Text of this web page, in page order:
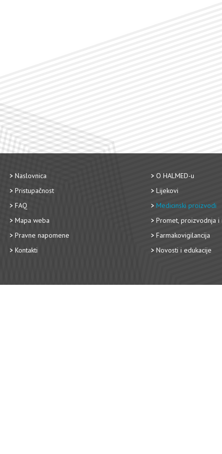
Naslovnica
Pristupačnost
FAQ
Mapa weba
Pravne napomene
Kontakti
O HALMED-u
Lijekovi
Medicinski proizvodi
Promet, proizvodnja i
Farmakovigilancija
Novosti i edukacije